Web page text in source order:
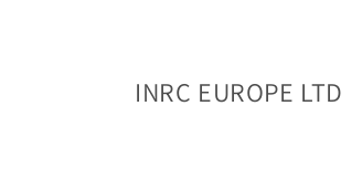
INRC EUROPE LTD